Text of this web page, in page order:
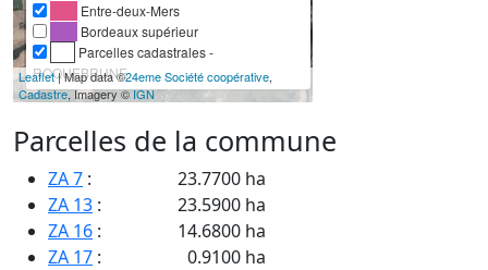
Entre-deux-Mers
Bordeaux supérieur
Parcelles cadastrales -
ROQUEBRUNE
Leaflet| Map data ©24eme Société coopérative,
Cadastre, Imagery ©IGN
Parcelles de la commune
ZA 7 :
23.7700 ha
ZA 13 :
23.5900 ha
ZA 16 :
14.6800 ha
ZA 17 :
0.9100 ha